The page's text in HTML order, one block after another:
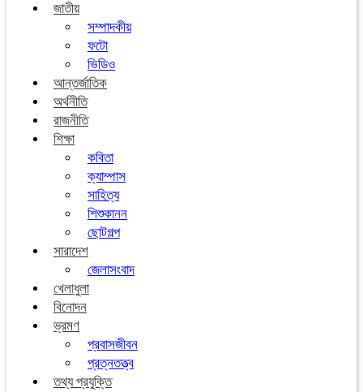
জাতীয়
সম্পাদকীয়
ফটো
ভিডিও
আন্তর্জাতিক
অর্থনীতি
রাজনীতি
শিক্ষা
কবিতা
ক্যাম্পাস
সাহিত্য
শিশুকানন
ছোটগল্প
সারাদেশ
জেলাসংবাদ
খেলাধুলা
বিনোদন
ভ্রমণ
প্রবাসজীবন
প্রত্নতত্ত্ব
তথ্য প্রযুক্তি